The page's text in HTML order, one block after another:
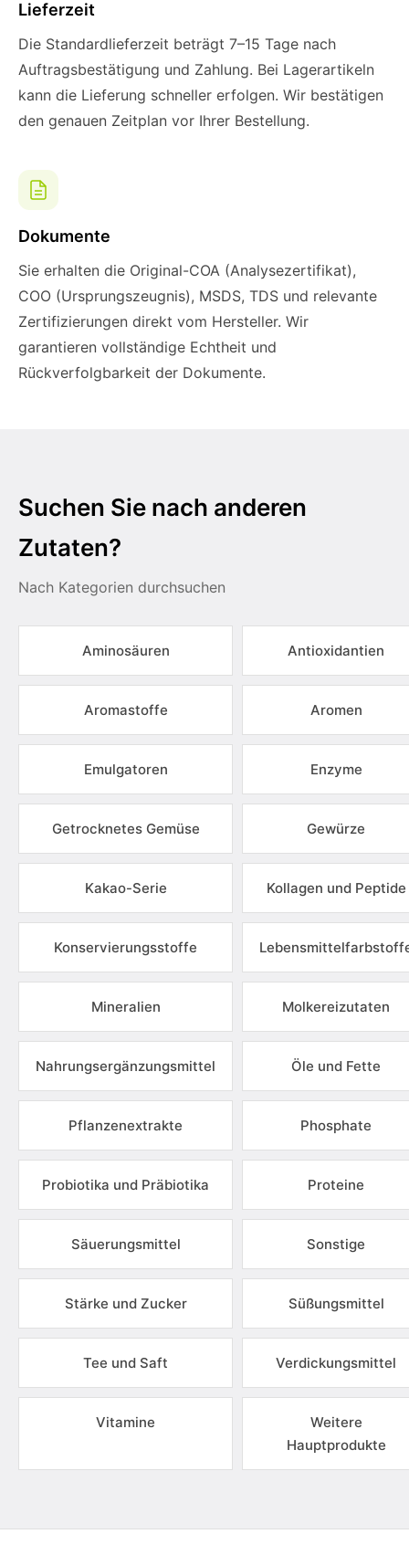
Lieferzeit
Die Standardlieferzeit beträgt 7–15 Tage nach
Auftragsbestätigung und Zahlung. Bei Lagerartikeln
kann die Lieferung schneller erfolgen. Wir bestätigen
den genauen Zeitplan vor Ihrer Bestellung.
Dokumente
Sie erhalten die Original-COA (Analysezertifikat),
COO (Ursprungszeugnis), MSDS, TDS und relevante
Zertifizierungen direkt vom Hersteller. Wir
garantieren vollständige Echtheit und
Rückverfolgbarkeit der Dokumente.
Suchen Sie nach anderen
Zutaten?
Nach Kategorien durchsuchen
Aminosäuren Antioxidantien
Aromastoffe Aromen
Emulgatoren Enzyme
Getrocknetes Gemüse Gewürze
Kakao-Serie Kollagen und Peptide
Konservierungsstoffe
Mineralien Molkereizutaten
Nahrungsergänzungsmittel Öle und Fette
Pflanzenextrakte Phosphate
Probiotika und Präbiotika Proteine
Säuerungsmittel Sonstige
Stärke und Zucker Süßungsmittel
Tee und Saft Verdickungsmittel
Vitamine
Weitere
Hauptprodukte